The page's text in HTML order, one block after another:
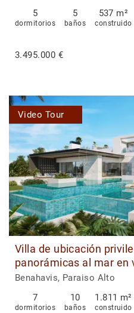
5
dormitorios
5
baños
537 m²
construido
3.495.000 €
Video Tour
Villa de ubicación
panorámicas al mar en
Benahavis
Benahavis, Paraiso Alto
7
dormitorios
10
baños
1.811 m²
construido